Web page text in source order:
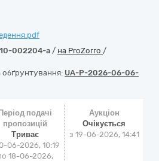
002204-a / на ProZorro /
обґрунтування: UA-P-2026-06-06-
Період подачі
пропозицій
Триває
06-2026, 10:19
18-06-2026,
Аукціон
Очікується
з 19-06-2026, 14:41